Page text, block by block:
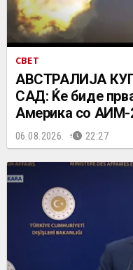
СВЕТ
АВСТРАЛИЈА
САД: Ќе биде
Америка со АИМ-
06.08.2026. 22:27